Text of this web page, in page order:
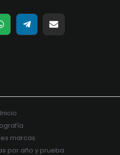
Compartir
en
Compartir
en
Inicio
marcas
por año y prueba